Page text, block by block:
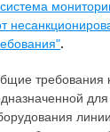
.
требования